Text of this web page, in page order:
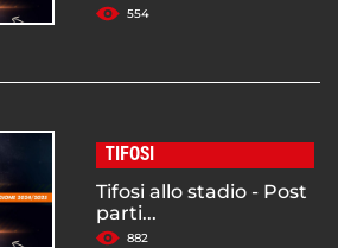
554
TIFOSI
Tifosi allo stadio - Post
parti...
882